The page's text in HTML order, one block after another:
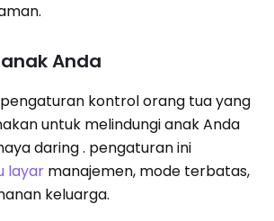
Anda
kontrol orang tua yang
untuk melindungi anak Anda
daring . pengaturan ini
layar manajemen, mode terbatas,
keluarga.